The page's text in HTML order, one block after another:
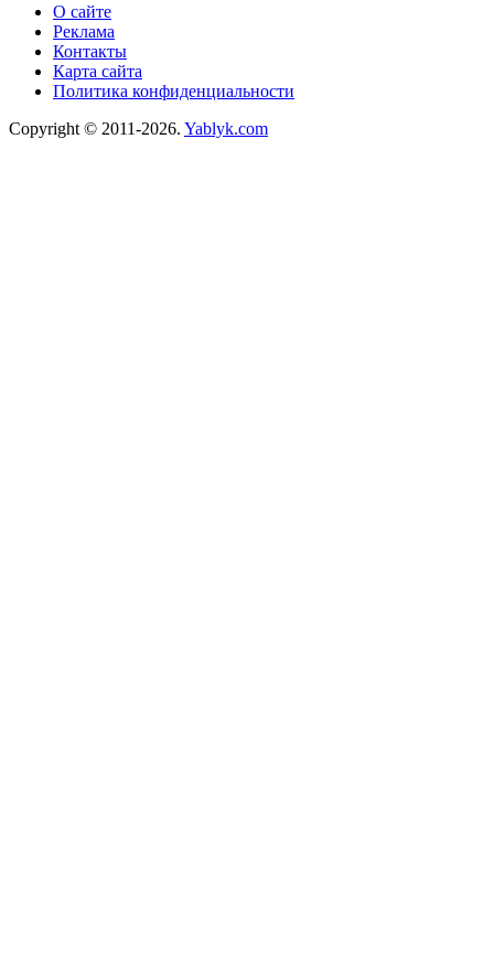
О сайте
Реклама
Контакты
Карта сайта
Политика конфиденциальности
Copyright © 2011-2026. Yablyk.сom